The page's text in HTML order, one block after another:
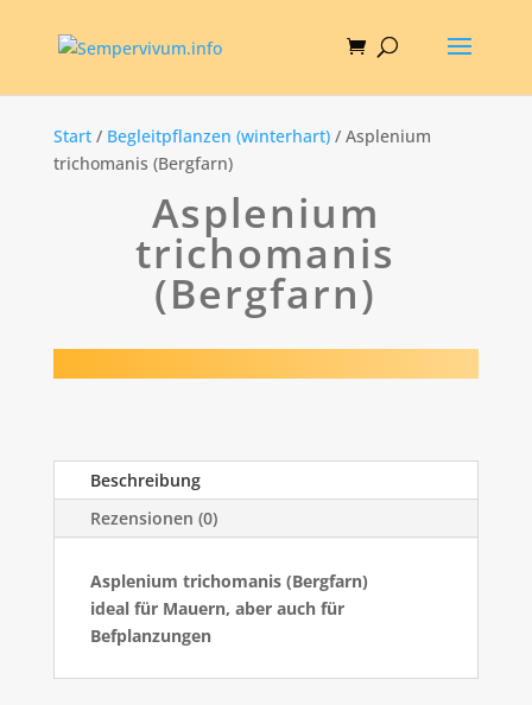
Start/ Begleitpflanzen (winterhart)/ Asplenium
trichomanis (Bergfarn)
Asplenium
trichomanis
(Bergfarn)
Beschreibung
Rezensionen (0)
Asplenium trichomanis (Bergfarn)
ideal für Mauern, aber auch für
Befplanzungen